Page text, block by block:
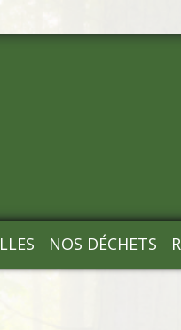
NOS DÉCHETS